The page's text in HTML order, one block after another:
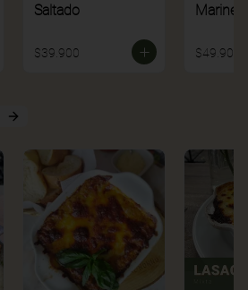
Saltado
$39.900
Marinera
$49.900